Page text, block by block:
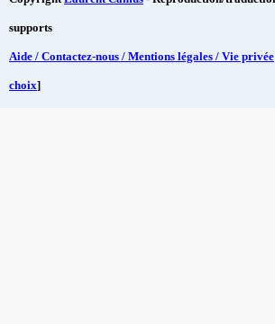
supports
Aide / Contactez-nous / Mentions légales / Vie privée
choix]